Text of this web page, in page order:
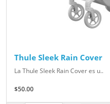
Thule Sleek Rain Cover
La Thule Sleek Rain Cover es u..
$50.00